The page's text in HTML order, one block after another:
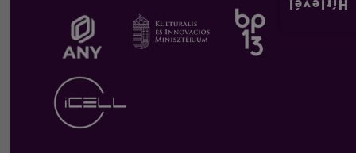
Hírlevél